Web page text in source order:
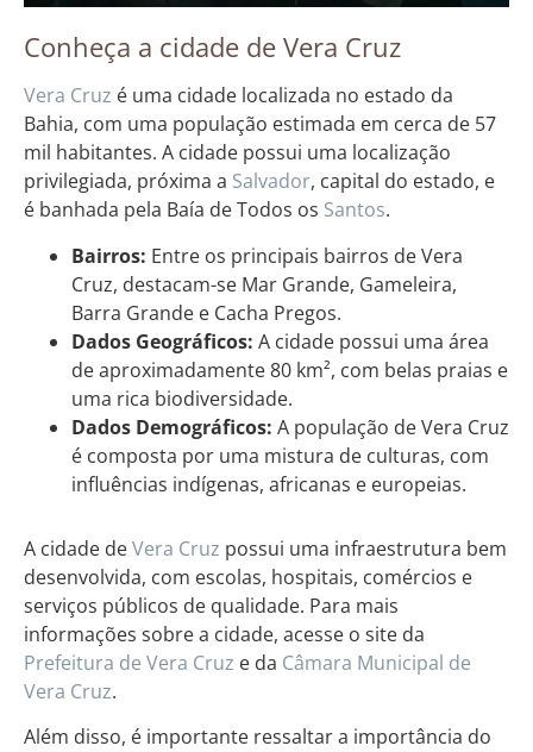
Conheça a cidade de Vera Cruz
Vera Cruz é uma cidade localizada no estado da
Bahia, com uma população estimada em cerca de 57
mil habitantes. A cidade possui uma localização
privilegiada, próxima a Salvador, capital do estado, e
é banhada pela Baía de Todos os Santos.
Bairros: Entre os principais bairros de Vera
Cruz, destacam-se Mar Grande, Gameleira,
Barra Grande e Cacha Pregos.
Dados Geográficos: A cidade possui uma área
de aproximadamente 80 km², com belas praias e
uma rica biodiversidade.
Dados Demográficos: A população de Vera Cruz
é composta por uma mistura de culturas, com
influências indígenas, africanas e europeias.
A cidade deVera Cruz possui uma infraestrutura bem
desenvolvida, com escolas, hospitais, comércios e
serviços públicos de qualidade. Para mais
informações sobre a cidade, acesse o site da
Prefeitura de Vera Cruz e da Câmara Municipal de
Vera Cruz.
Além disso, é importante ressaltar a importância do